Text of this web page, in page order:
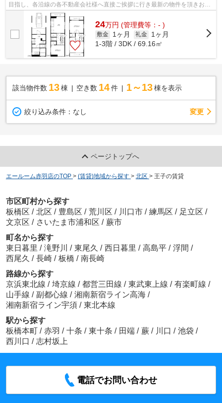
目指し、各沿線の各不動産会社様へ直接ご挨拶に行き最新の物件を頂きお客
様へ提供しております！最新の情報は...
24万円 (管理費等：- )
敷金 1ヶ月 礼金
1ヶ月
1-3階 / 3DK / 69.16㎡
該当物件数 13棟 空き数 14 件 1～13 棟を表示
絞り込み条件： なし 変更
ページトップへ
エールーム赤羽店のTOP > (賃貸)地域から探す > 北区 > 王子の賃貸
市区町村から探す
板橋区 / 北区 / 豊島区 / 荒川区 / 川口市 / 練馬区 / 足立区 /
文京区 / さいたま市浦和区 / 蕨市
町名から探す
東日暮里 / 滝野川 / 東尾久 / 西日暮里 / 高島平 / 浮間 /
西尾久 / 長崎 / 板橋 / 南長崎
路線から探す
京浜東北線 / 埼京線 / 都営三田線 / 東武東上線 / 有楽町線 /
山手線 / 副都心線 / 湘南新宿ライン高海 /
湘南新宿ライン宇須 / 東北本線
駅から探す
板橋本町 / 赤羽 / 十条 / 東十条 / 田端 / 蕨 / 川口 / 池袋 /
西川口 / 志村坂上
電話でお問い合わせ